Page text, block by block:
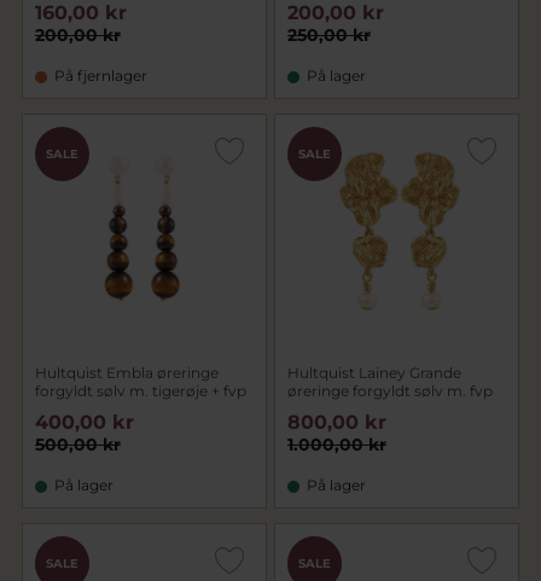
200,00 kr
160,00 kr
På fjernlager
250,00 kr
200,00 kr
På lager
SALE
Hultquist Embla øreringe
forgyldt sølv m. tigerøje + fvp
500,00 kr
400,00 kr
På lager
SALE
Hultquist Lainey Grande
øreringe forgyldt sølv m. fvp
1.000,00 kr
800,00 kr
På lager
PRIS
SALE
PRIS
SALE